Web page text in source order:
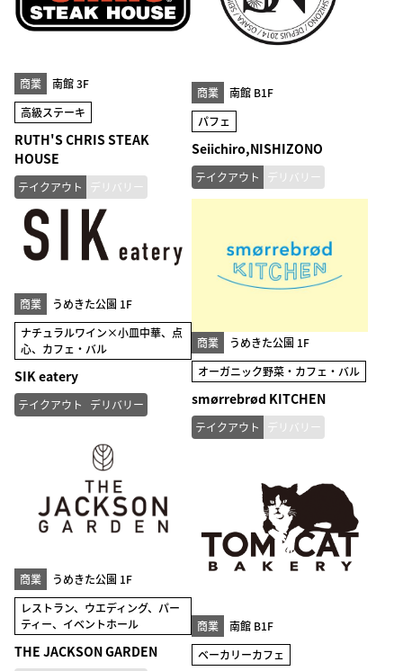
商業
南館 3F
高級ステーキ
RUTH'S CHRIS STEAK
HOUSE
テイクアウト デリバリー
商業
南館 B1F
パフェ
Seiichiro,NISHIZONO
テイクアウト デリバリー
商業
うめきた公園 1F
ナチュラルワイン×小皿中華、点
心、カフェ・バル
SIK eatery
テイクアウト デリバリー
商業
うめきた公園 1F
オーガニック野菜・カフェ・バル
smørrebrød KITCHEN
テイクアウト デリバリー
商業
うめきた公園 1F
レストラン、ウエディング、パー
ティー、イベントホール
THE JACKSON GARDEN
商業
南館 B1F
ベーカリーカフェ